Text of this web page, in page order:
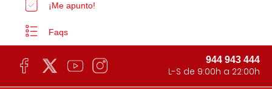
¡Me apunto!
Faqs
944 943 444
L-S de 9:00h a 22:00h